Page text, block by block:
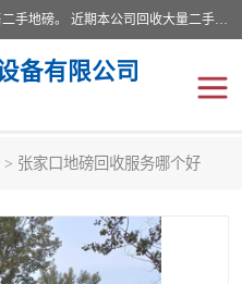
本公司常年出售回收二手地磅，回收出售二手地磅。 近期本公司回收大量二手地磅，型号齐全，宽度从2米到3.5米，长度5米到25米，承重吨位从10到200吨，成色7—9成新。 ? 使用年限6个月至2年，产品来源于个人闲置品，工矿企业停用品，因小换大而来。 精准度和新的一样， 二手地磅是内行人的选择，打个电话就省钱朋友您好等什么
备有限公司
> 张家口地磅回收服务哪个好
废纸打包机